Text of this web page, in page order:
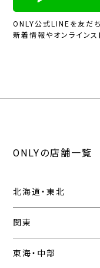
ONLY公式LINEを友だち
新着情報やオンラインス
ONLYの店舗一覧
北海道・東北
関東
東海・中部